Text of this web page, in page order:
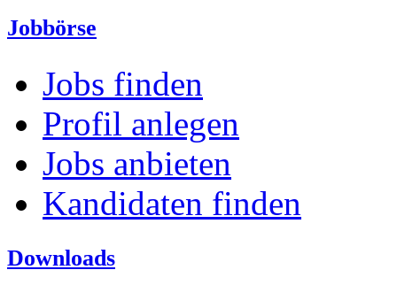
Jobbörse
Jobs finden
Profil anlegen
Jobs anbieten
Kandidaten finden
Downloads